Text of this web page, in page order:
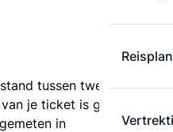
tussen twee
je ticket is gebaseerd
in